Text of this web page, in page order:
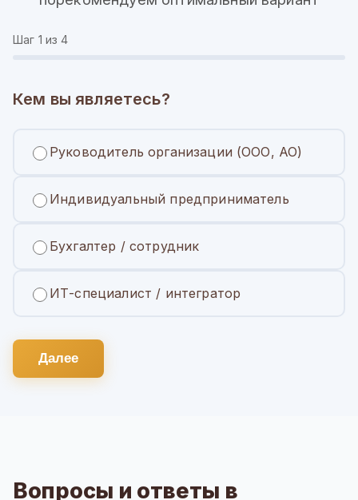
Шаг 1 из 4
Кем вы являетесь?
Руководитель организации (ООО, АО)
Индивидуальный предприниматель
Бухгалтер / сотрудник
ИТ-специалист / интегратор
Далее
Вопросы и ответы в